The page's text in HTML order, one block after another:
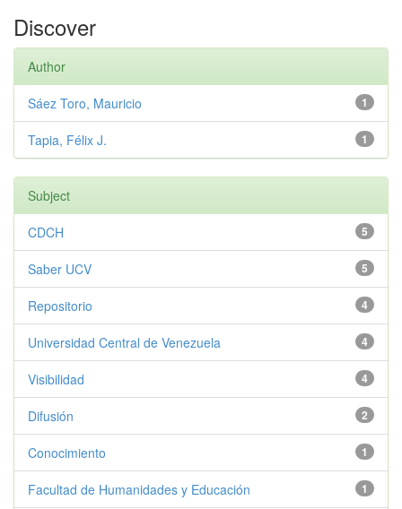
Discover
Author
1
Sáez Toro, Mauricio
1
Tapia, Félix J.
Subject
5
CDCH
5
Saber UCV
4
Repositorio
4
Universidad Central de Venezuela
4
Visibilidad
2
Difusión
1
Conocimiento
1
Facultad de Humanidades y Educación